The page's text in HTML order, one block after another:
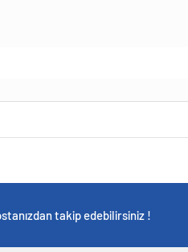
takip edebilirsiniz !